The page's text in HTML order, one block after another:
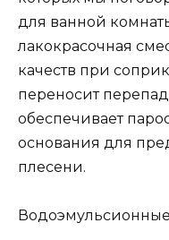
для ванной
лакокрасочная
качеств при
переносит
обеспечивает
основания для
плесени.